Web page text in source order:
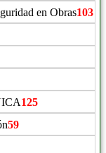
en Obras103
125
59